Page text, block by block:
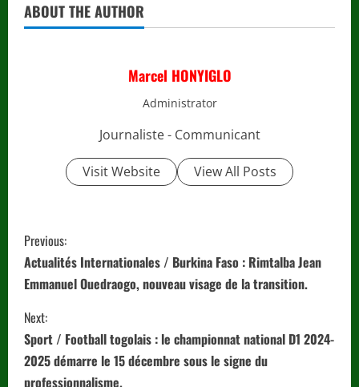
ABOUT THE AUTHOR
Marcel HONYIGLO
Administrator
Journaliste - Communicant
Visit Website View All Posts
C
o
n
t
i
Previous:
Actualités Internationales / Burkina Faso : Rimtalba Jean
Emmanuel Ouedraogo, nouveau visage de la transition.
Next:
Sport / Football togolais : le championnat national D1 2024-
2025 démarre le 15 décembre sous le signe du
professionnalisme.